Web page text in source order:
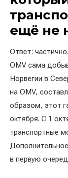
ещё не
Ответ:
OMV сама
Норвегии в
на OMV,
образом, этот
октября. С 1
транспортные
в первую